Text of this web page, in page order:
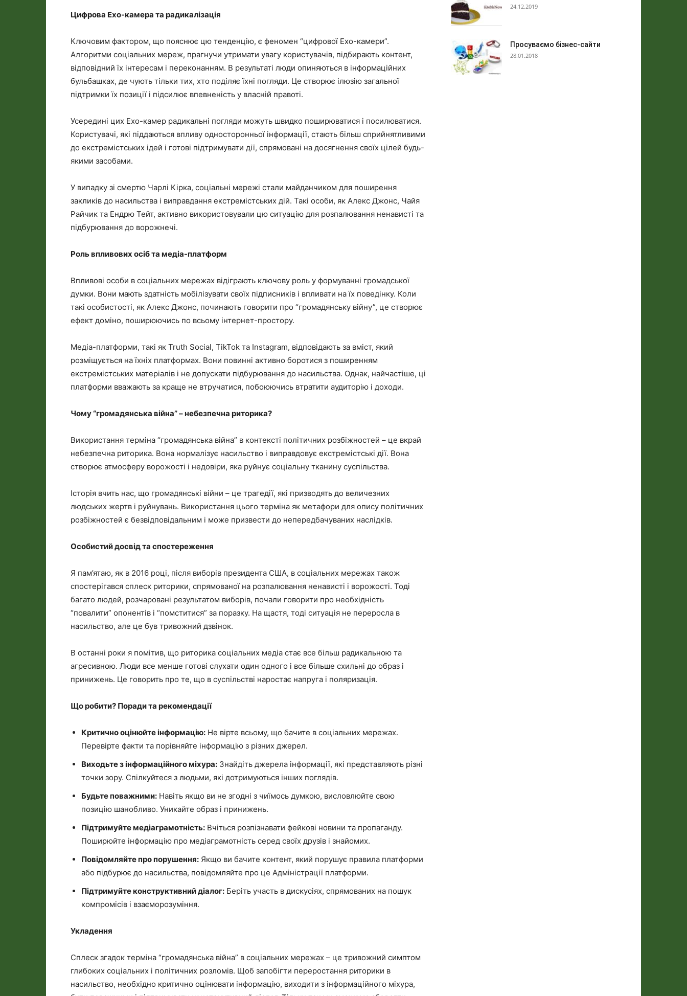
Цифрова Ехо-камера та радикалізація
Ключовим фактором, що пояснює цю тенденцію, є феномен “цифрової Ехо-камери”.
Алгоритми соціальних мереж, прагнучи утримати увагу користувачів, підбирають контент,
відповідний їх інтересам і переконанням. В результаті люди опиняються в інформаційних
бульбашках, де чують тільки тих, хто поділяє їхні погляди. Це створює ілюзію загальної
підтримки їх позиції і підсилює впевненість у власній правоті.
Усередині цих Ехо-камер радикальні погляди можуть швидко поширюватися і посилюватися.
Користувачі, які піддаються впливу односторонньої інформації, стають більш сприйнятливими
до екстремістських ідей і готові підтримувати дії, спрямовані на досягнення своїх цілей будь-
якими засобами.
У випадку зі смертю Чарлі Кірка, соціальні мережі стали майданчиком для поширення
закликів до насильства і виправдання екстремістських дій. Такі особи, як Алекс Джонс, Чайя
Райчик та Ендрю Тейт, активно використовували цю ситуацію для розпалювання ненависті та
підбурювання до ворожнечі.
Роль впливових осіб та медіа-платформ
Впливові особи в соціальних мережах відіграють ключову роль у формуванні громадської
думки. Вони мають здатність мобілізувати своїх підписників і впливати на їх поведінку. Коли
такі особистості, як Алекс Джонс, починають говорити про “громадянську війну”, це створює
ефект доміно, поширюючись по всьому інтернет-простору.
Медіа-платформи, такі як Truth Social, TikTok та Instagram, відповідають за вміст, який
розміщується на їхніх платформах. Вони повинні активно боротися з поширенням
екстремістських матеріалів і не допускати підбурювання до насильства. Однак, найчастіше, ці
платформи вважають за краще не втручатися, побоюючись втратити аудиторію і доходи.
Чому “громадянська війна” – небезпечна риторика?
Використання терміна “громадянська війна” в контексті політичних розбіжностей – це вкрай
небезпечна риторика. Вона нормалізує насильство і виправдовує екстремістські дії. Вона
створює атмосферу ворожості і недовіри, яка руйнує соціальну тканину суспільства.
Історія вчить нас, що громадянські війни – це трагедії, які призводять до величезних
людських жертв і руйнувань. Використання цього терміна як метафори для опису політичних
розбіжностей є безвідповідальним і може призвести до непередбачуваних наслідків.
Особистий досвід та спостереження
Я пам’ятаю, як в 2016 році, після виборів президента США, в соціальних мережах також
спостерігався сплеск риторики, спрямованої на розпалювання ненависті і ворожості. Тоді
багато людей, розчаровані результатом виборів, почали говорити про необхідність
“повалити” опонентів і “помститися” за поразку. На щастя, тоді ситуація не переросла в
насильство, але це був тривожний дзвінок.
В останні роки я помітив, що риторика соціальних медіа стає все більш радикальною та
агресивною. Люди все менше готові слухати один одного і все більше схильні до образ і
принижень. Це говорить про те, що в суспільстві наростає напруга і поляризація.
Що робити? Поради та рекомендації
Критично оцінюйте інформацію: Не вірте всьому, що бачите в соціальних мережах.
Перевірте факти та порівняйте інформацію з різних джерел.
Виходьте з інформаційного міхура: Знайдіть джерела інформації, які представляють різні
точки зору. Спілкуйтеся з людьми, які дотримуються інших поглядів.
Будьте поважними: Навіть якщо ви не згодні з чиїмось думкою, висловлюйте свою
позицію шанобливо. Уникайте образ і принижень.
Підтримуйте медіаграмотність: Вчіться розпізнавати фейкові новини та пропаганду.
Поширюйте інформацію про медіаграмотність серед своїх друзів і знайомих.
Повідомляйте про порушення: Якщо ви бачите контент, який порушує правила платформи
або підбурює до насильства, повідомляйте про це Адміністрації платформи.
Підтримуйте конструктивний діалог: Беріть участь в дискусіях, спрямованих на пошук
компромісів і взаєморозуміння.
Укладення
Сплеск згадок терміна “громадянська війна” в соціальних мережах – це тривожний симптом
глибоких соціальних і політичних розломів. Щоб запобігти переростання риторики в
насильство, необхідно критично оцінювати інформацію, виходити з інформаційного міхура,
24.12.2019
Просуваємо бізнес-сайти
28.01.2018